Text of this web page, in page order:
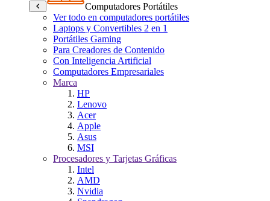
Computadores Portátiles
Ver todo en computadores portátiles
Laptops y Convertibles 2 en 1
Portátiles Gaming
Para Creadores de Contenido
Con Inteligencia Artificial
Computadores Empresariales
Marca
HP
Lenovo
Acer
Apple
Asus
MSI
Procesadores y Tarjetas Gráficas
Intel
AMD
Nvidia